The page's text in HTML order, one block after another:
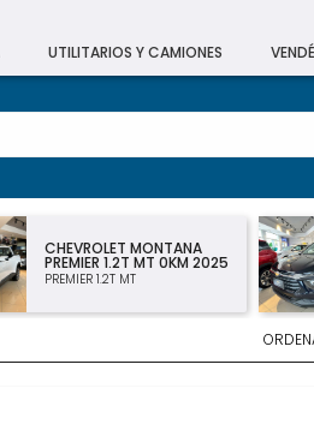
UTILITARIOS Y CAMIONES VENDÉ
CHEVROLET MONTANA
PREMIER 1.2T MT 0KM 2025
PREMIER 1.2T MT